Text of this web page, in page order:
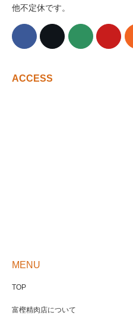
他不定休です。
ACCESS
MENU
TOP
富樫精肉店について